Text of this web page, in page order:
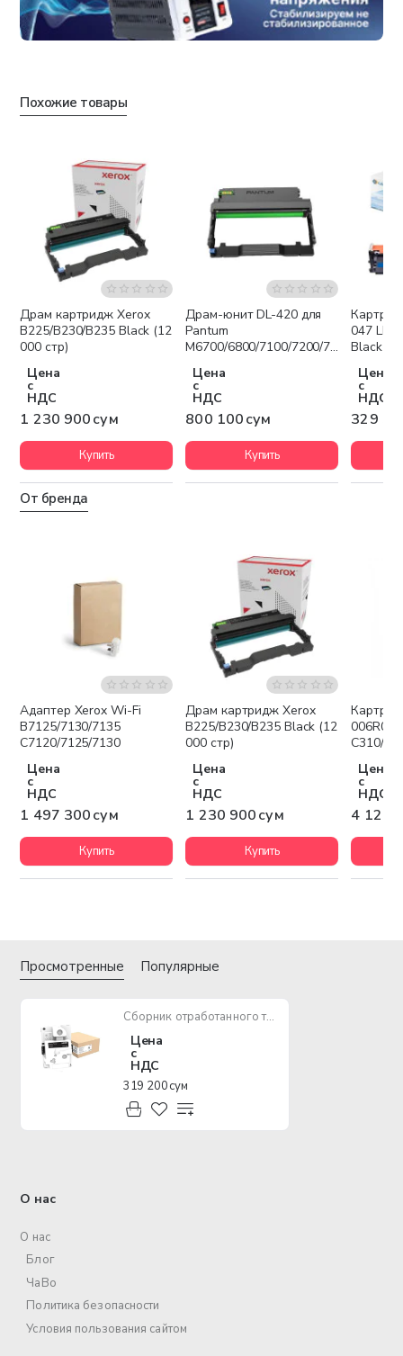
Похожие товары
Бесплатная доставка
Драм картридж Xerox
B225/B230/B235 Black (12
000 стр)
Цена
с
НДС
1 230 900 сум
Купить
Драм-юнит DL-420 для
Pantum
M6700/6800/7100/7200/7300,
Цена
с
НДС
800 100 сум
Купить
047
Black
Цена
с
НДС
329
От бренда
Бесплатная доставка
Адаптер Xerox Wi-Fi
B7125/7130/7135
C7120/7125/7130
Цена
с
НДС
1 497 300 сум
Купить
Бесплатная доставка
Драм картридж Xerox
B225/B230/B235 Black (12
000 стр)
Цена
с
НДС
1 230 900 сум
Купить
C310/
Цена
с
НДС
4 128
Просмотренные Популярные
Сборник отработанного тонера Xerox C230/C235 (15500 стр)
Цена
с
НДС
319 200 сум
О нас
О нас
Блог
ЧаВо
Политика безопасности
Условия пользования сайтом